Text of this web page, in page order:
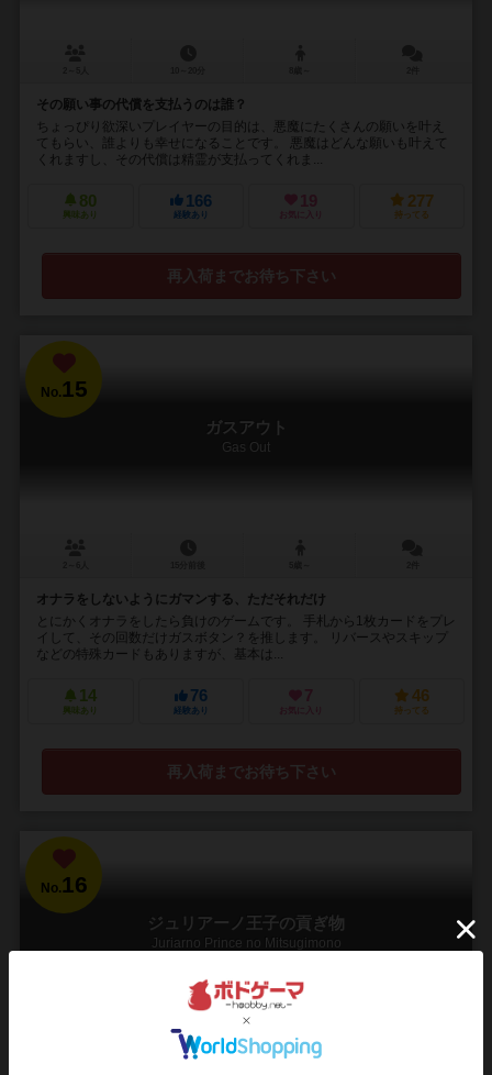
その願い事の代償を支払うのは誰？
ちょっぴり欲深いプレイヤーの目的は、悪魔にたくさんの願いを叶え
てもらい、誰よりも幸せになることです。 悪魔はどんな願いも叶えて
くれますし、その代償は精霊が支払ってくれま...
80
興味あり
166
経験あり
19
お気に入り
277
持ってる
再入荷までお待ち下さい
No.15
ガスアウト
Gas Out
オナラをしないようにガマンする、ただそれだけ
とにかくオナラをしたら負けのゲームです。 手札から1枚カードをプレ
イして、その回数だけガスボタン？を推します。 リバースやスキップ
などの特殊カードもありますが、基本は...
14
興味あり
76
経験あり
7
お気に入り
46
持ってる
再入荷までお待ち下さい
No. 16
ジュリアーノ王子の貢ぎ物
Juriarno Prince no Mitsugimono
20～40分